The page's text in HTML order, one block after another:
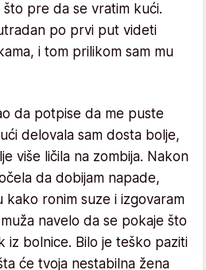
što pre da se vratim kući.
po prvi put videti
i tom prilikom sam mu
da potpise da me puste
delovala sam dosta bolje,
više ličila na zombija. Nakon
da dobijam napade,
kako ronim suze i izgovaram
navelo da se pokaje što
iz bolnice. Bilo je teško paziti
će tvoja nestabilna žena